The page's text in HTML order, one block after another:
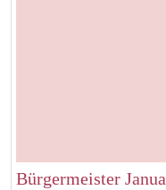
Bürgermeister